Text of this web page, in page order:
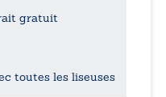
gratuit
toutes les liseuses